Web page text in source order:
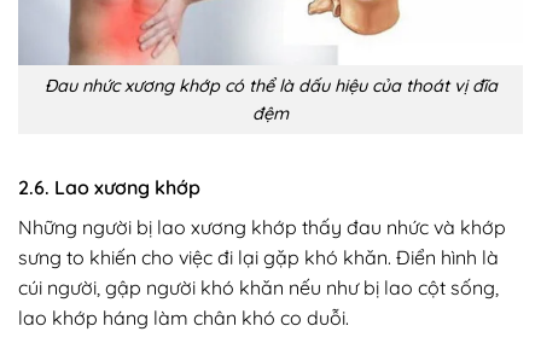
Đau nhức xương khớp có thể là dấu hiệu của thoát vị đĩa
đệm
2.6. Lao xương khớp
Những người bị lao xương khớp thấy đau nhức và khớp
sưng to khiến cho việc đi lại gặp khó khăn. Điển hình là
cúi người, gập người khó khăn nếu như bị lao cột sống,
lao khớp háng làm chân khó co duỗi.